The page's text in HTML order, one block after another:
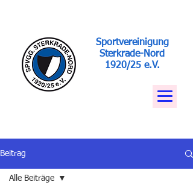
Sportvereinigung
Sterkrade-Nord
1920/25 e.V.
Beitrag
Alle Beiträge